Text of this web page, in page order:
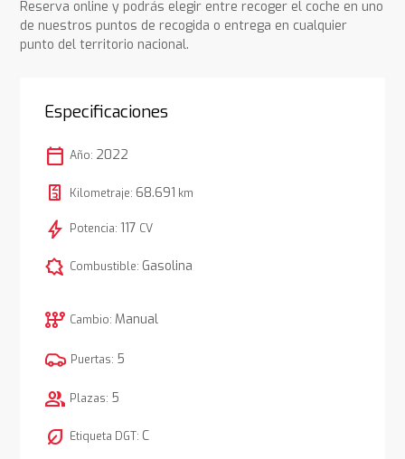
Reserva online y podrás elegir entre recoger el coche en uno
de nuestros puntos de recogida o entrega en cualquier
punto del territorio nacional.
Especificaciones
calendar_today Año: 2022
Kilometraje: 68.691 km
bolt Potencia: 117 CV
comic_bubble Combustible: Gasolina
auto_transmission Cambio: Manual
Puertas: 5
group Plazas: 5
nest_eco_leaf Etiqueta DGT: C